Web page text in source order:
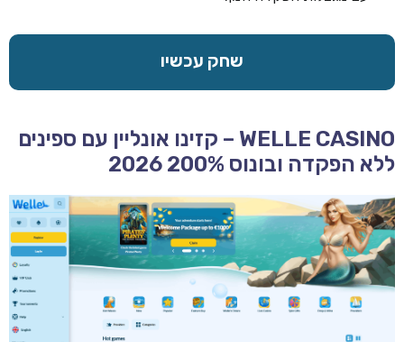
שחק עכשיו
WELLE CASINO – קזינו אונליין עם ספינים
ללא הפקדה ובונוס 200% 2026